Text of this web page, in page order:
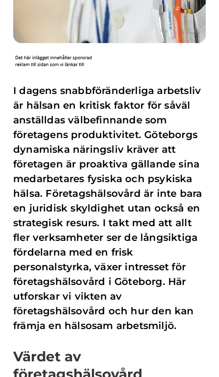
I dagens snabbföränderliga arbetsliv
är hälsan en kritisk faktor för såväl
anställdas välbefinnande som
företagens produktivitet. Göteborgs
dynamiska näringsliv kräver att
företagen är proaktiva gällande sina
medarbetares fysiska och psykiska
hälsa. Företagshälsovård är inte bara
en juridisk skyldighet utan också en
strategisk resurs. I takt med att allt
fler verksamheter ser de långsiktiga
fördelarna med en frisk
personalstyrka, växer intresset för
företagshälsovård i Göteborg. Här
utforskar vi vikten av
företagshälsovård och hur den kan
främja en hälsosam arbetsmiljö.
Värdet av